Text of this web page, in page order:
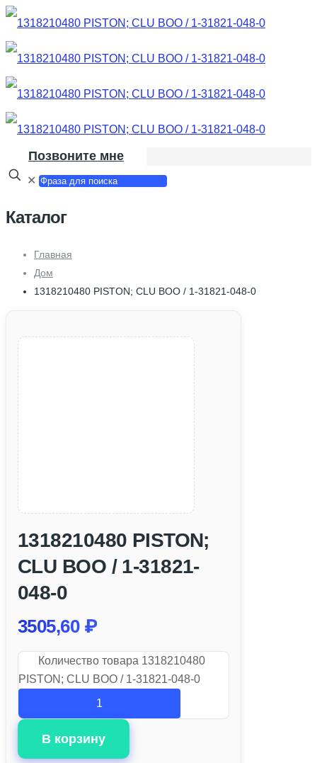
Позвоните мне
✕
Каталог
Главная
Дом
1318210480 PISTON; CLU BOO / 1-31821-048-0
1318210480 PISTON;
CLU BOO / 1-31821-
048-0
3505,60 ₽
Количество товара 1318210480
PISTON; CLU BOO / 1-31821-048-0
В корзину